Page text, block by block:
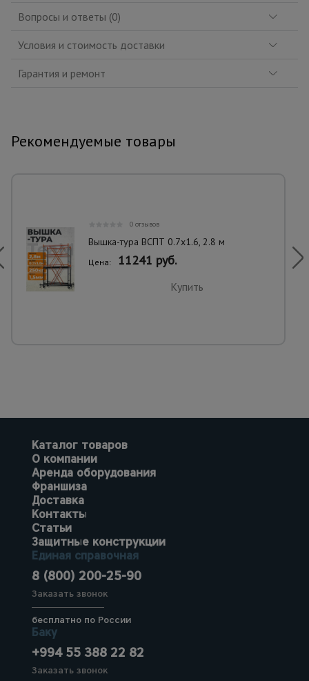
Вопросы и ответы (0)
Условия и стоимость доставки
Гарантия и ремонт
Рекомендуемые товары
0 отзывов
Вышка-тура ВСПТ 0.7х1.6, 2.8 м
Цена: 11241 руб.
Купить
Каталог товаров
О компании
Аренда оборудования
Франшиза
Доставка
Контакты
Статьи
Защитные конструкции
Единая справочная
8 (800) 200-25-90
Заказать звонок
бесплатно по России
Баку
+994 55 388 22 82
Заказать звонок